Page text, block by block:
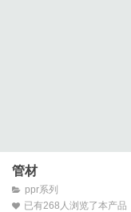
管材
ppr系列
已有268 人浏览了本产品